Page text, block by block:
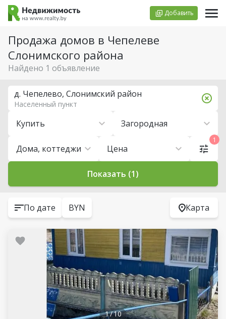
Добавить
Продажа домов в Чепелеве
Слонимского района
Найдено 1 объявление
Купить Загородная
Дома, коттеджи Цена
д. Чепелево, Слонимский район
Населенный пункт
1
Показать (1)
По дате BYN Карта
1/10